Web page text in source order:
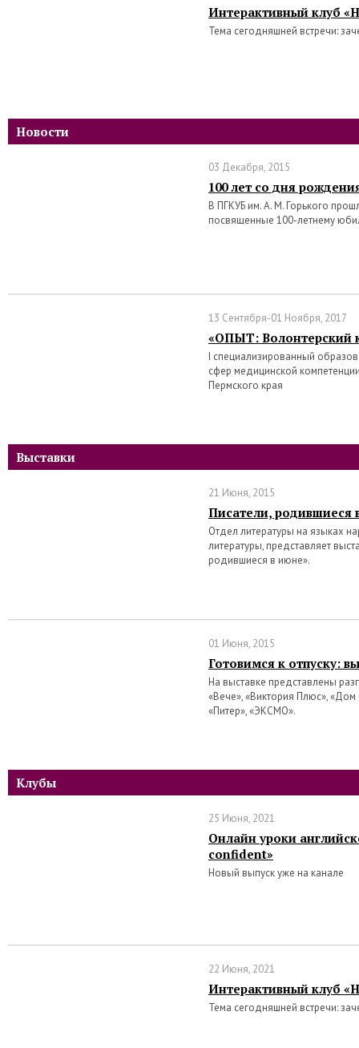
Интерактивный клуб
Тема сегодняшней встречи:
Новости
03 Декабря, 2015
100 лет со дня
В ПГКУБ им. А. М. Горького
посвященные 100-летнему
13 Сентября-01 Ноября, 2017
«ОПЫТ: Волонтерский
I специализированный
сфер медицинской
Пермского края
Выставки
21 Июня, 2015
Писатели, родившиеся
Отдел литературы на языках
литературы, представляет
родившиеся в июне».
01 Июня, 2015
Готовимся к отпуску:
На выставке представлены
«Вече», «Виктория Плюс», «Дом
«Питер», «ЭКСМО».
Клубы
25 Июня, 2021
Онлайн уроки
confident»
Новый выпуск уже на канале
22 Июня, 2021
Интерактивный клуб
Тема сегодняшней встречи: